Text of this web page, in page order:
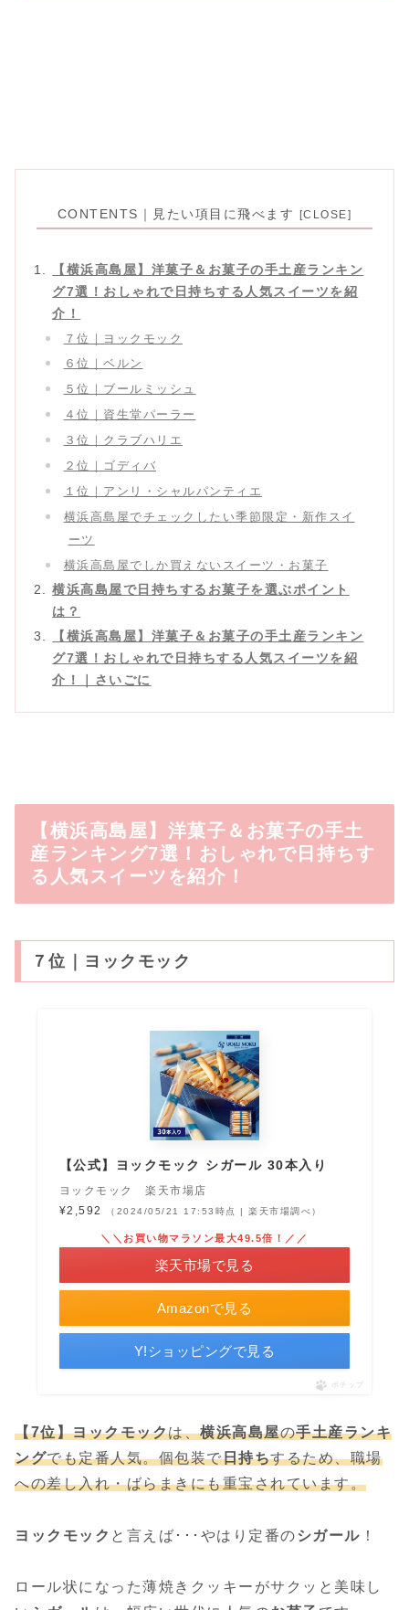
CONTENTS｜見たい項目に飛べます
【横浜高島屋】洋菓子＆お菓子の手土産ランキン
グ7選！おしゃれで日持ちする人気スイーツを紹
介！
７位｜ヨックモック
６位｜ベルン
５位｜ブールミッシュ
４位｜資生堂パーラー
３位｜クラブハリエ
２位｜ゴディバ
１位｜アンリ・シャルパンティエ
横浜高島屋でチェックしたい季節限定・新作スイ
ーツ
横浜高島屋でしか買えないスイーツ・お菓子
横浜高島屋で日持ちするお菓子を選ぶポイント
は？
【横浜高島屋】洋菓子＆お菓子の手土産ランキン
グ7選！おしゃれで日持ちする人気スイーツを紹
介！｜さいごに
【横浜高島屋】洋菓子＆お菓子の手土
産ランキング7選！おしゃれで日持ちす
る人気スイーツを紹介！
７位｜ヨックモック
【公式】ヨックモック シガール 30本入り
ヨックモック 楽天市場店
¥2,592
（2024/05/21 17:53時点 | 楽天市場調べ）
Amazonで見る
＼＼お買い物マラソン最大49.5倍！／／
楽天市場で見る
Y!ショッピングで見る
ポチップ
【7位】ヨックモックは、横浜高島屋の手土産ランキ
ングでも定番人気。個包装で日持ちするため、職場
への差し入れ・ばらまきにも重宝されています。
ヨックモック と言えば･･･やはり定番の シガール ！
ロール状になった薄焼きクッキーがサクッと美味し